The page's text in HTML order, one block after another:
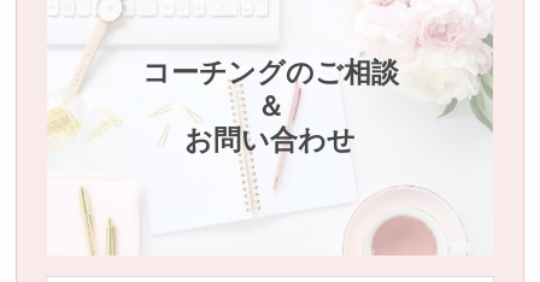
コーチングのご相談
＆
お問い合わせ